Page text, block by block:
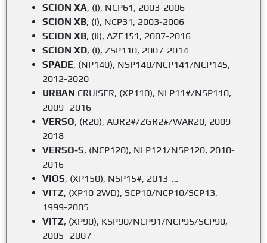
SCION XA, (I), NCP61, 2003-2006
SCION XB, (I), NCP31, 2003-2006
SCION XB, (II), AZE151, 2007-2016
SCION XD, (I), ZSP110, 2007-2014
SPADE, (NP140), NSP140/NCP141/NCP145,
2012-2020
URBAN CRUISER, (XP110), NLP11#/NSP110,
2009- 2016
VERSO, (R20), AUR2#/ZGR2#/WAR20, 2009-
2018
VERSO-S, (NCP120), NLP121/NSP120, 2010-
2016
VIOS, (XP150), NSP15#, 2013-…
VITZ, (XP10 2WD), SCP10/NCP10/SCP13,
1999-2005
VITZ, (XP90), KSP90/NCP91/NCP95/SCP90,
2005- 2007